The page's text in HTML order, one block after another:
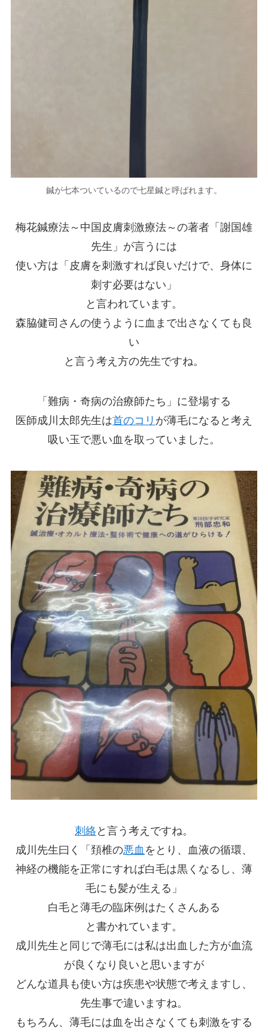
鍼が七本ついているので七星鍼と呼ばれます。
梅花鍼療法～中国皮膚刺激療法～の著者「謝国雄
先生」が言うには
使い方は「皮膚を刺激すれば良いだけで、身体に
刺す必要はない」
と言われています。
森脇健司さんの使うように血まで出さなくても良
い
と言う考え方の先生ですね。
「難病・奇病の治療師たち」に登場する
医師成川太郎先生は首のコリ が薄毛になると考え
吸い玉で悪い血を取っていました。
刺絡 と言う考えですね。
成川先生曰く「頚椎の悪血 をとり、血液の循環、
神経の機能を正常にすれば白毛は黒くなるし、薄
毛にも髪が生える」
白毛と薄毛の臨床例はたくさんある
と書かれています。
成川先生と同じで薄毛には私は出血した方が血流
が良くなり良いと思いますが
どんな道具も使い方は疾患や状態で考えますし、
先生事で違いますね。
もちろん、薄毛には血を出さなくても刺激をする